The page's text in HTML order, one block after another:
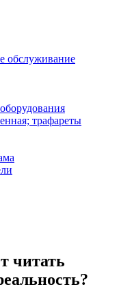
обслуживание
трафареты
читать